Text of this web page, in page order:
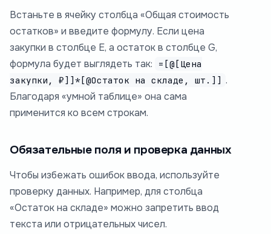
Встаньте в ячейку столбца «Общая стоимость
остатков» и введите формулу. Если цена
закупки в столбце E, а остаток в столбце G,
формула будет выглядеть так:
=[@[Цена
закупки, ₽]]*[@Остаток на складе, шт.]] .
Благодаря «умной таблице» она сама
применится ко всем строкам.
Обязательные поля и проверка данных
Чтобы избежать ошибок ввода, используйте
проверку данных. Например, для столбца
«Остаток на складе» можно запретить ввод
текста или отрицательных чисел.